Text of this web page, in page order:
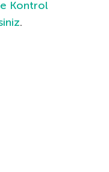
Kontrol
.